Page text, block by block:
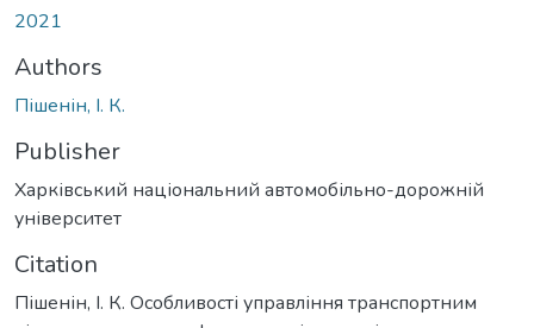
2021
Authors
Пішенін, І. К.
Publisher
Харківський національний автомобільно-дорожній
університет
Citation
Пішенін, І. К. Особливості управління транспортним